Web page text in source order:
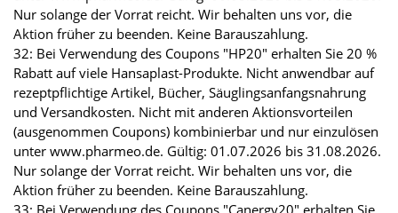
Nur solange der Vorrat reicht. Wir behalten uns vor, die
Aktion früher zu beenden. Keine Barauszahlung.
32: Bei Verwendung des Coupons "HP20" erhalten Sie 20 %
Rabatt auf viele Hansaplast-Produkte. Nicht anwendbar auf
rezeptpflichtige Artikel, Bücher, Säuglingsanfangsnahrung
und Versandkosten. Nicht mit anderen Aktionsvorteilen
(ausgenommen Coupons) kombinierbar und nur einzulösen
unter www.pharmeo.de. Gültig: 01.07.2026 bis 31.08.2026.
Nur solange der Vorrat reicht. Wir behalten uns vor, die
Aktion früher zu beenden. Keine Barauszahlung.